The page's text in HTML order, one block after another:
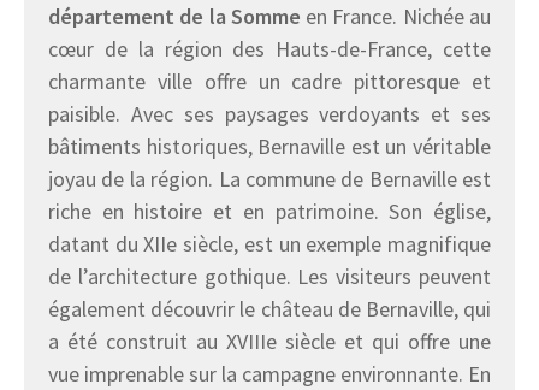
département de la Somme en France. Nichée au
cœur de la région des Hauts-de-France, cette
charmante ville offre un cadre pittoresque et
paisible. Avec ses paysages verdoyants et ses
bâtiments historiques, Bernaville est un véritable
joyau de la région. La commune de Bernaville est
riche en histoire et en patrimoine. Son église,
datant du XIIe siècle, est un exemple magnifique
de l’architecture gothique. Les visiteurs peuvent
également découvrir le château de Bernaville, qui
a été construit au XVIIIe siècle et qui offre une
vue imprenable sur la campagne environnante. En